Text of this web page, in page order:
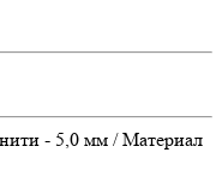
- 5,0 мм / Материал